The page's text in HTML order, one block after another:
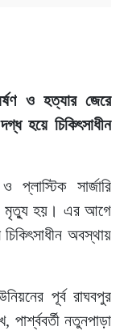
ও হত্যার জেরে
হয়ে চিকিৎসাধীন
সার্জারি
মৃত্যু হয়। এর আগে
অবস্থায়
পূর্ব রাঘবপুর
নতুনপাড়া